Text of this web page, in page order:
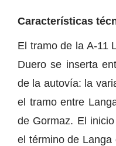
Características
El tramo de la A-11
Duero se inserta
de la autovía: la
el tramo entre
de Gormaz. El
el término de Langa